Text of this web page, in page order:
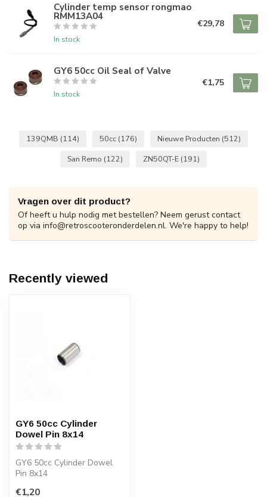
Cylinder temp sensor rongmao
RMM13A04
In stock
€29,78
GY6 50cc Oil Seal of Valve
In stock
€1,75
139QMB (114) 50cc (176) Nieuwe Producten (512)
San Remo (122) ZN50QT-E (191)
Vragen over dit product?
Of heeft u hulp nodig met bestellen? Neem gerust contact
op via info@retroscooteronderdelen.nl. We're happy to help!
Recently viewed
GY6 50cc Cylinder
Dowel Pin 8x14
GY6 50cc Cylinder Dowel
Pin 8x14
€1,20